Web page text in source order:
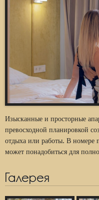
Изысканные и просторные
превосходной планировкой
отдыха или работы. В номере
может понадобиться для
Галерея